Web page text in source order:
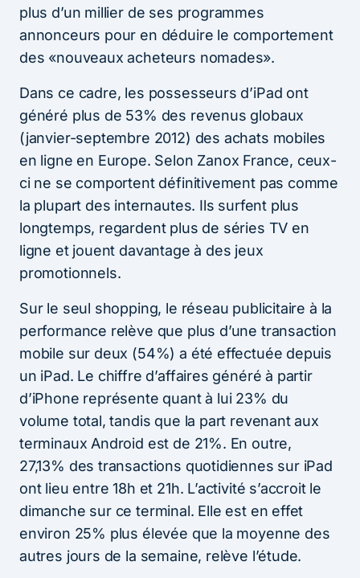
plus d’un millier de ses programmes
annonceurs pour en déduire le comportement
des «nouveaux acheteurs nomades».
Dans ce cadre, les possesseurs d’iPad ont
généré plus de 53% des revenus globaux
(janvier-septembre 2012) des achats mobiles
en ligne en Europe. Selon Zanox France, ceux-
ci ne se comportent définitivement pas comme
la plupart des internautes. Ils surfent plus
longtemps, regardent plus de séries TV en
ligne et jouent davantage à des jeux
promotionnels.
Sur le seul shopping, le réseau publicitaire à la
performance relève que plus d’une transaction
mobile sur deux (54%) a été effectuée depuis
un iPad. Le chiffre d’affaires généré à partir
d’iPhone représente quant à lui 23% du
volume total, tandis que la part revenant aux
terminaux Android est de 21%. En outre,
27,13% des transactions quotidiennes sur iPad
ont lieu entre 18h et 21h. L’activité s’accroit le
dimanche sur ce terminal. Elle est en effet
environ 25% plus élevée que la moyenne des
autres jours de la semaine, relève l’étude.